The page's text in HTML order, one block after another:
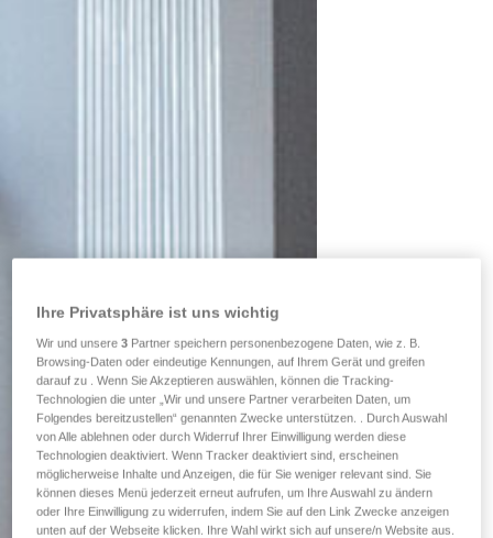
Ihre Privatsphäre ist uns wichtig
Wir und unsere3 Partner speichern personenbezogene Daten, wie z. B.
Browsing-Daten oder eindeutige Kennungen, auf Ihrem Gerät und greifen
darauf zu . Wenn Sie Akzeptieren auswählen, können die Tracking-
Technologien die unter „Wir und unsere Partner verarbeiten Daten, um
Folgendes bereitzustellen“ genannten Zwecke unterstützen. . Durch Auswahl
von Alle ablehnen oder durch Widerruf Ihrer Einwilligung werden diese
Technologien deaktiviert. Wenn Tracker deaktiviert sind, erscheinen
möglicherweise Inhalte und Anzeigen, die für Sie weniger relevant sind. Sie
können dieses Menü jederzeit erneut aufrufen, um Ihre Auswahl zu ändern
oder Ihre Einwilligung zu widerrufen, indem Sie auf den Link Zwecke anzeigen
unten auf der Webseite klicken. Ihre Wahl wirkt sich auf unsere/n Website aus.